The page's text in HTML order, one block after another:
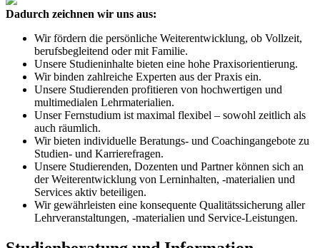
Dadurch zeichnen wir uns aus:
Wir fördern die persönliche Weiterentwicklung, ob Vollzeit,
berufsbegleitend oder mit Familie.
Unsere Studieninhalte bieten eine hohe Praxisorientierung.
Wir binden zahlreiche Experten aus der Praxis ein.
Unsere Studierenden profitieren von hochwertigen und
multimedialen Lehrmaterialien.
Unser Fernstudium ist maximal flexibel – sowohl zeitlich als
auch räumlich.
Wir bieten individuelle Beratungs- und Coachingangebote zu
Studien- und Karrierefragen.
Unsere Studierenden, Dozenten und Partner können sich an
der Weiterentwicklung von Lerninhalten, -materialien und
Services aktiv beteiligen.
Wir gewährleisten eine konsequente Qualitätssicherung aller
Lehrveranstaltungen, -materialien und Service-Leistungen.